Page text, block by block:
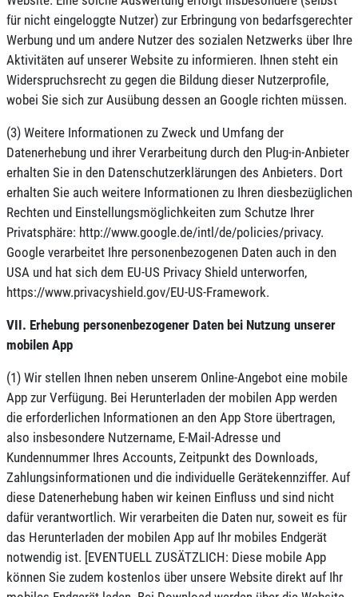
für nicht eingeloggte Nutzer) zur Erbringung von bedarfsgerechter
Werbung und um andere Nutzer des sozialen Netzwerks über Ihre
Aktivitäten auf unserer Website zu informieren. Ihnen steht ein
Widerspruchsrecht zu gegen die Bildung dieser Nutzerprofile,
wobei Sie sich zur Ausübung dessen an Google richten müssen.
(3) Weitere Informationen zu Zweck und Umfang der
Datenerhebung und ihrer Verarbeitung durch den Plug-in-Anbieter
erhalten Sie in den Datenschutzerklärungen des Anbieters. Dort
erhalten Sie auch weitere Informationen zu Ihren diesbezüglichen
Rechten und Einstellungsmöglichkeiten zum Schutze Ihrer
Privatsphäre: http://www.google.de/intl/de/policies/privacy.
Google verarbeitet Ihre personenbezogenen Daten auch in den
USA und hat sich dem EU-US Privacy Shield unterworfen,
https://www.privacyshield.gov/EU-US-Framework.
VII. Erhebung personenbezogener Daten bei Nutzung unserer
mobilen App
(1) Wir stellen Ihnen neben unserem Online-Angebot eine mobile
App zur Verfügung. Bei Herunterladen der mobilen App werden
die erforderlichen Informationen an den App Store übertragen,
also insbesondere Nutzername, E-Mail-Adresse und
Kundennummer Ihres Accounts, Zeitpunkt des Downloads,
Zahlungsinformationen und die individuelle Gerätekennziffer. Auf
diese Datenerhebung haben wir keinen Einfluss und sind nicht
dafür verantwortlich. Wir verarbeiten die Daten nur, soweit es für
das Herunterladen der mobilen App auf Ihr mobiles Endgerät
notwendig ist. [EVENTUELL ZUSÄTZLICH: Diese mobile App
können Sie zudem kostenlos über unsere Website direkt auf Ihr